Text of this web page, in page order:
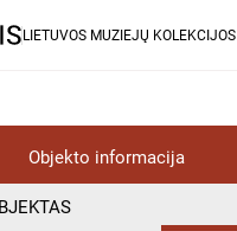
LIETUVOS MUZIEJŲ KOLEKCIJOS
Objekto informacija